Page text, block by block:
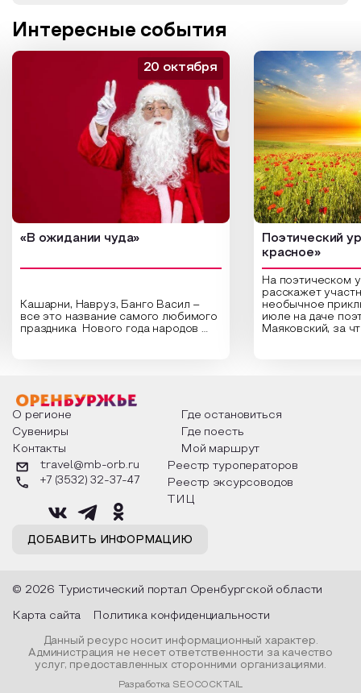
Интересные события
«В ожидании чуда»
Кашарни, Навруз, Банго Васил –
все это название самого любимого
праздника Нового года народов
о том, как встречают новый год в
разных уголках страны, какие
обряды совершают на удачу и
благополучие, в чем схожи и
различаются традиции. Кто такой
Дед Мороз и откуда он пришел, как
его называют в разных уголках
страны и как появились елочные
20 октября
Поэтический
красное»
На поэтическом
расскажет
необычное
июле на даче
Маяковский, за
Твардовского и
каждой строчке
восхищение
яркому времени
О регионе
Где остановиться
Сувениры
Где поесть
Контакты
Мой маршрут
ДОБАВИТЬ ИНФОРМАЦИЮ
travel@mb-orb.ru
+7 (3532) 32-37-47
Реестр туроператоров
Реестр эксурсоводов
ТИЦ
© 2026 Туристический портал Оренбургской области
Карта сайта Политика конфиденциальности
Данный ресурс носит информационный характер.
Администрация не несет ответственности за качество
услуг, предоставленных сторонними организациями.
Разработка SEOCOCKTAIL